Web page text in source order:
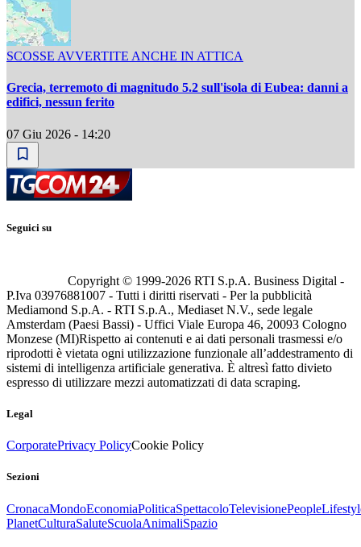
SCOSSE AVVERTITE ANCHE IN ATTICA
Grecia, terremoto di magnitudo 5.2 sull'isola di Eubea: danni a
edifici, nessun ferito
07 Giu 2026 - 14:20
Seguici su
Copyright © 1999-2026 RTI S.p.A. Business Digital -
P.Iva 03976881007 - Tutti i diritti riservati - Per la pubblicità
Mediamond S.p.A. - RTI S.p.A., Mediaset N.V., sede legale
Amsterdam (Paesi Bassi) - Uffici Viale Europa 46, 20093 Cologno
Monzese (MI)Rispetto ai contenuti e ai dati personali trasmessi e/o
riprodotti è vietata ogni utilizzazione funzionale all’addestramento di
sistemi di intelligenza artificiale generativa. È altresì fatto divieto
espresso di utilizzare mezzi automatizzati di data scraping.
Legal
CorporatePrivacy PolicyCookie Policy
Sezioni
CronacaMondoEconomiaPoliticaSpettacoloTelevisionePeople
PlanetCulturaSaluteScuolaAnimaliSpazio